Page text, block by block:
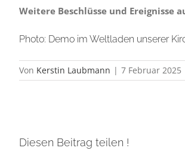
Weitere Beschlüsse und Ereignisse
Photo: Demo im Weltladen unserer
Von Kerstin Laubmann | 7 Februar 2025
Diesen Beitrag teilen !